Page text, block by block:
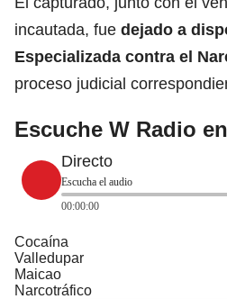
incautada, fue dejado a
Especializada contra el
proceso judicial
Escuche W Radio
Directo
Escucha el audio
00:00:00
Cocaína
Valledupar
Maicao
Narcotráfico